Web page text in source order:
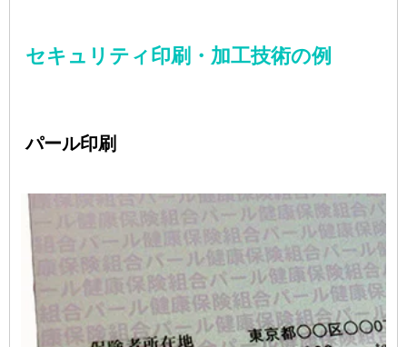
セキュリティ印刷・加工技術の例
パール印刷